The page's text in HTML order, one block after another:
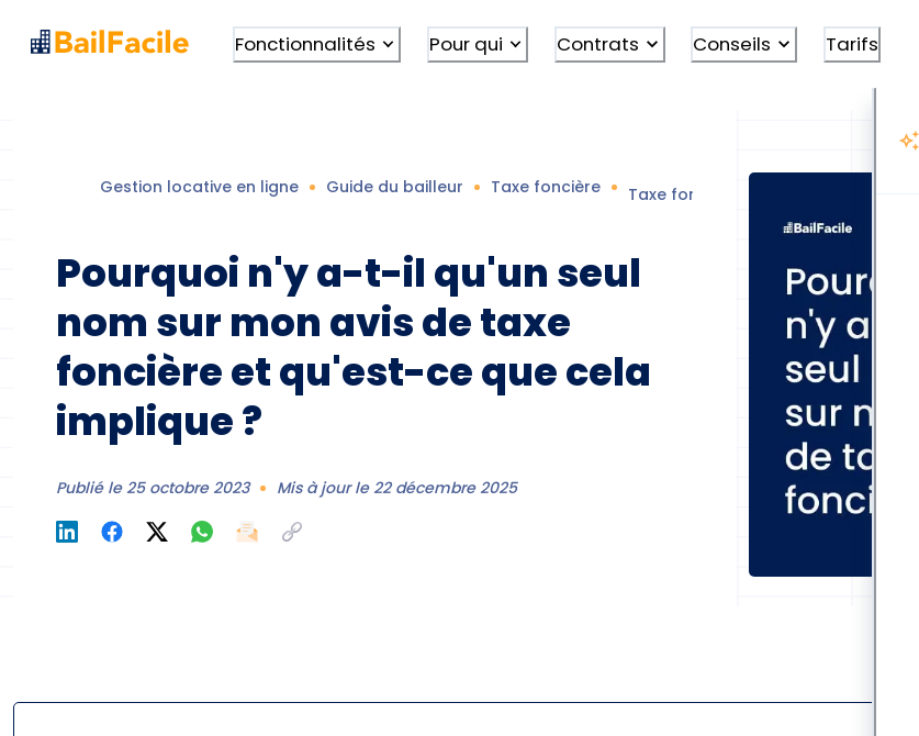
Fonctionnalités Pour qui Contrats Conseils Tarifs
Gestion locative en ligne Guide du bailleur Taxe foncière Taxe foncière un seul nom
Pourquoi n'y a-t-il qu'un seul
nom sur mon avis de taxe
foncière et qu'est-ce que cela
implique ?
Publié le 25 octobre 2023 Mis à jour le 22 décembre 2025